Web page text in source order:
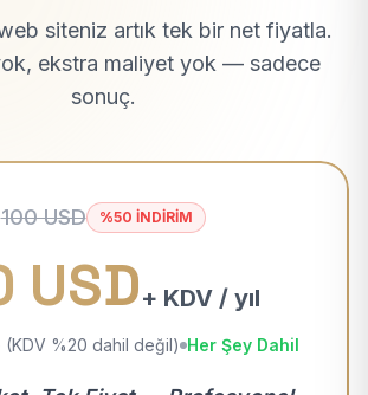
siteniz artık tek bir net fiyatla.
ekstra maliyet yok — sadece
sonuç.
100 USD %50 İNDİRİM
USD+ KDV / yıl
(KDV %20 dahil değil) Her Şey Dahil